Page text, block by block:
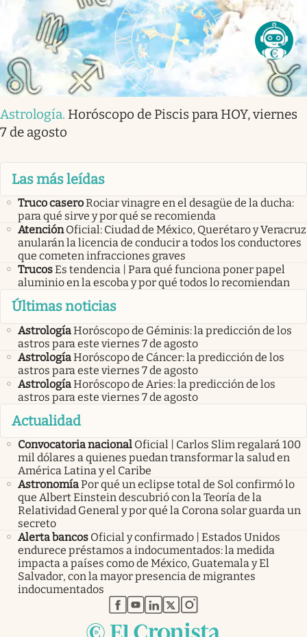
Astrología. Horóscopo de Piscis para HOY, viernes
7 de agosto
Las más leídas
Truco caseroRociar vinagre en el desagüe de la ducha:
para qué sirve y por qué se recomienda
Atención Oficial: Ciudad de México, Querétaro y Veracruz
anularán la licencia de conducir a todos los conductores
que cometen infracciones graves
TrucosEs tendencia | Para qué funciona poner papel
aluminio en la escoba y por qué todos lo recomiendan
Últimas noticias
AstrologíaHoróscopo de Géminis: la predicción de los
astros para este viernes 7 de agosto
AstrologíaHoróscopo de Cáncer: la predicción de los
astros para este viernes 7 de agosto
AstrologíaHoróscopo de Aries: la predicción de los
astros para este viernes 7 de agosto
Actualidad
Convocatoria nacional Oficial | Carlos Slim regalará 100
mil dólares a quienes puedan transformar la salud en
América Latina y el Caribe
AstronomíaPor qué un eclipse total de Sol confirmó lo
que Albert Einstein descubrió con la Teoría de la
Relatividad General y por qué la Corona solar guarda un
secreto
Alerta bancos Oficial y confirmado | Estados Unidos
endurece préstamos a indocumentados: la medida
impacta a países como de México, Guatemala y El
Salvador, con la mayor presencia de migrantes
indocumentados
abre en nueva pestaña
abre en nueva pestaña
abre en nueva pestaña
abre en nueva pestaña
abre en nueva pestaña